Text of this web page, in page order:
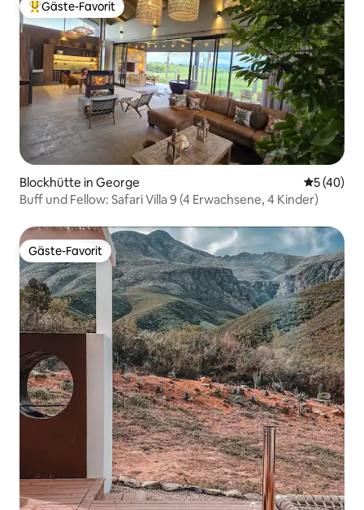
Beliebter Gäste-Favorit.
Gäste-Favorit
Blockhütte in George
5 (40)
Buff und Fellow: Safari Villa 9 (4 Erwachsene, 4 Kinder)
Gäste-Favorit
Gäste-Favorit